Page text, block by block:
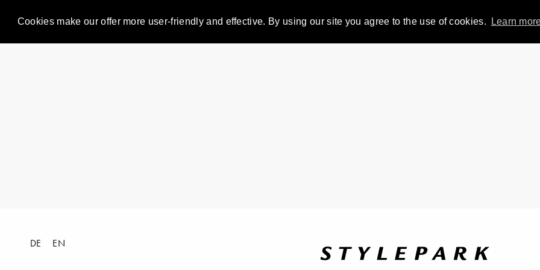
Cookies make our offer more user-friendly and effective. By using our site you agree to the use of cookies. Learn
DE EN